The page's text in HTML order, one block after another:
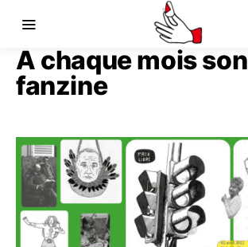
A chaque mois son
fanzine